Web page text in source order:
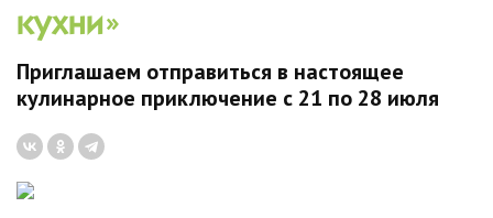
кухни»
Приглашаем отправиться в настоящее
кулинарное приключение с 21 по 28 июля